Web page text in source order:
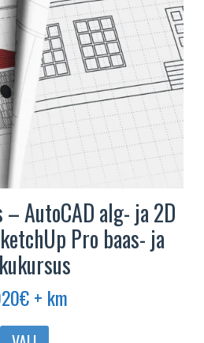
AutoCAD alg- ja 2D
Pro baas- ja
€+ km